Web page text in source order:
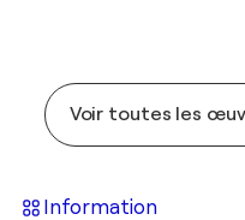
Voir toutes les
Information